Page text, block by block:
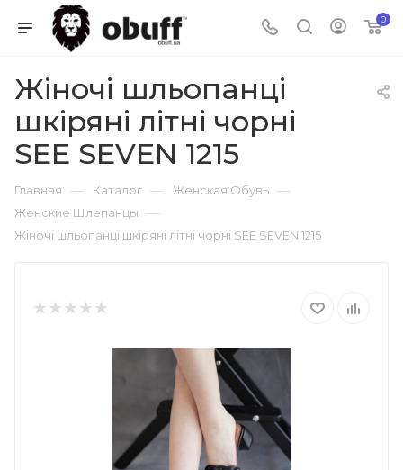
0
Жіночі шльопанці
шкіряні літні чорні
SEE SEVEN 1215
Главная — Каталог — Женская Обувь —
Женские Шлепанцы —
Жіночі шльопанці шкіряні літні чорні SEE SEVEN 1215